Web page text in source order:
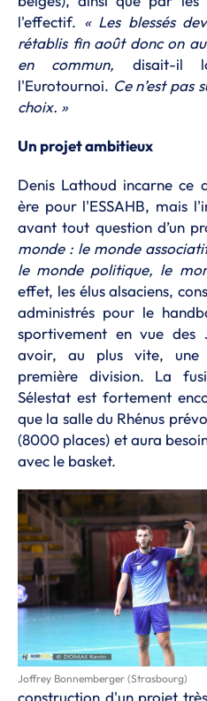
l'effectif. « Les blessés
rétablis fin août donc on
en commun, disait-il
l'Eurotournoi. Ce n’est pas
choix. »
Un projet ambitieux
Denis Lathoud incarne ce
ère pour l'ESSAHB, mais
avant tout question d’un
monde : le monde
le monde politique, le
effet, les élus alsaciens,
administrés pour le
sportivement en vue des
avoir, au plus vite, une
première division. La
Sélestat est fortement
que la salle du Rhénus
(8000 places) et aura
avec le basket.
Joffrey Bonnemberger (Strasbourg)
construction d'un projet